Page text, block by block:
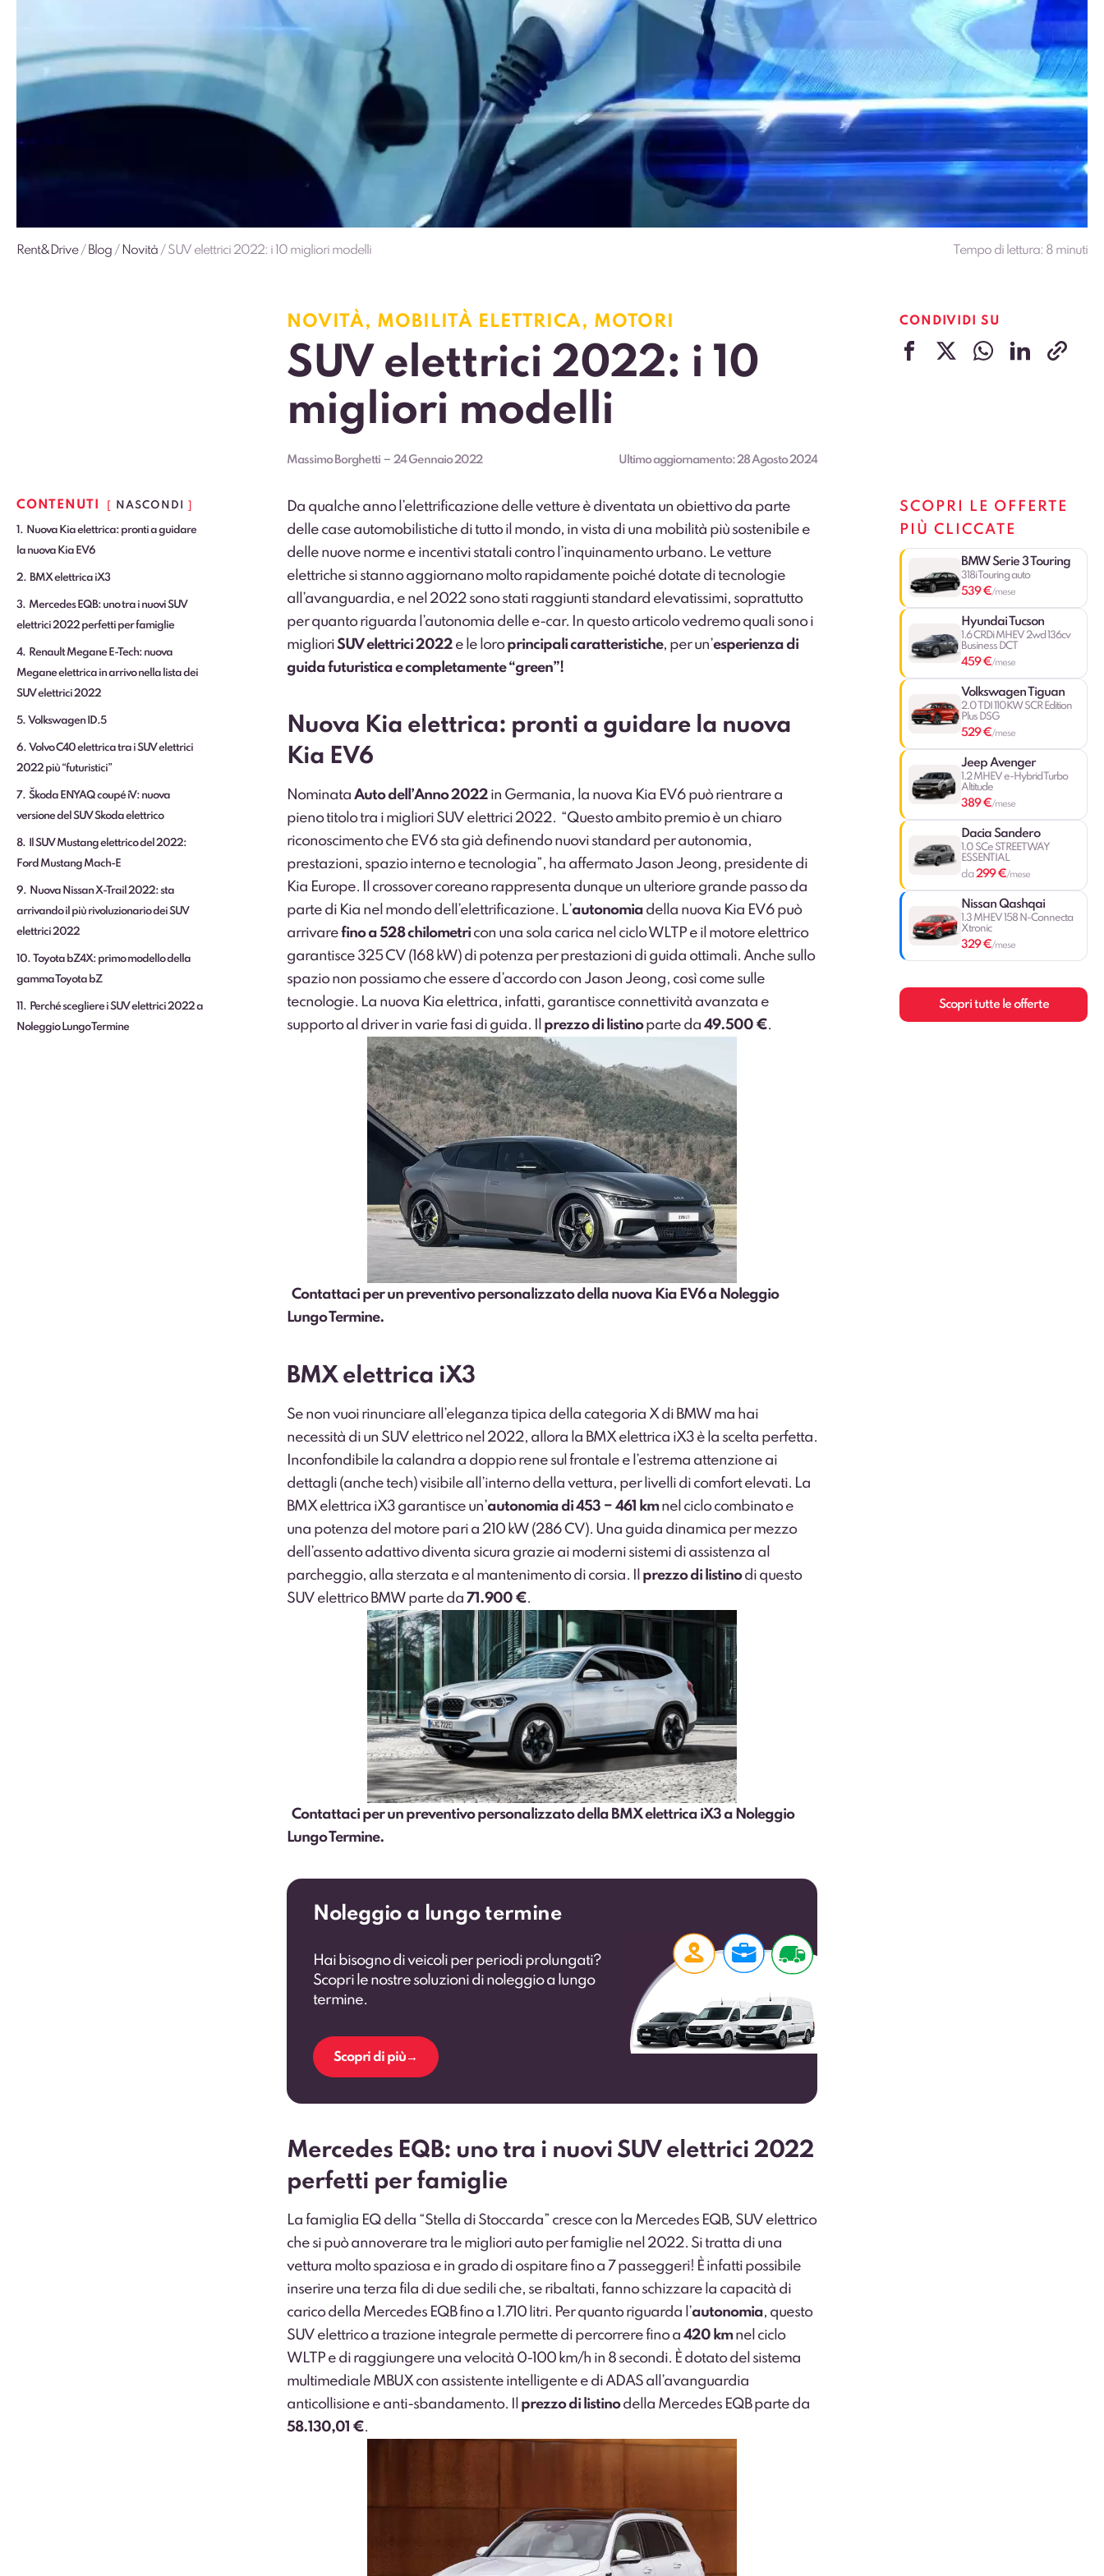
Rent&Drive/ Blog / Novità / SUV elettrici 2022: i 10 migliori modelli Tempo di lettura: 8 minuti
NOVITÀ, MOBILITÀ ELETTRICA, MOTORI
SUV elettrici 2022: i 10
migliori modelli
Massimo Borghetti– 24 Gennaio 2022 Ultimo aggiornamento:28 Agosto 2024
CONDIVIDI SU
CONTENUTI NASCONDI
1
Nuova Kia elettrica: pronti a guidare
la nuova Kia EV6
2 BMX elettrica iX3
3
Mercedes EQB: uno tra i nuovi SUV
elettrici 2022 perfetti per famiglie
4
Renault Megane E-Tech: nuova
Megane elettrica in arrivo nella lista dei
SUV elettrici 2022
5 Volkswagen ID.5
6 Volvo C40 elettrica tra i SUV elettrici
2022 più “futuristici”
7
Škoda ENYAQ coupé iV: nuova
versione del SUV Skoda elettrico
8
Il SUV Mustang elettrico del 2022:
Ford Mustang Mach-E
9
Nuova Nissan X-Trail 2022: sta
arrivando il più rivoluzionario dei SUV
elettrici 2022
10 Toyota bZ4X: primo modello della
gamma Toyota bZ
11
Perché scegliere i SUV elettrici 2022 a
Noleggio Lungo Termine
Da qualche anno l’elettrificazione delle vetture è diventata un obiettivo da parte
delle case automobilistiche di tutto il mondo, in vista di una mobilità più sostenibile e
delle nuove norme e incentivi statali contro l’inquinamento urbano. Le vetture
elettriche si stanno aggiornano molto rapidamente poiché dotate di tecnologie
all’avanguardia, e nel 2022 sono stati raggiunti standard elevatissimi, soprattutto
per quanto riguarda l’autonomia delle e-car. In questo articolo vedremo quali sono i
miglioriSUV elettrici 2022e le loroprincipali caratteristiche, per un’esperienza di
guida futuristica e completamente “green”!
Nuova Kia elettrica: pronti a guidare la nuova
Kia EV6
Nominata Auto dell’Anno 2022in Germania, la nuova Kia EV6 può rientrare a
pieno titolo tra i migliori SUV elettrici 2022. “Questo ambito premio è un chiaro
riconoscimento che EV6 sta già definendo nuovi standard per autonomia,
prestazioni, spazio interno e tecnologia”, ha affermato Jason Jeong, presidente di
Kia Europe. Il crossover coreano rappresenta dunque un ulteriore grande passo da
parte di Kia nel mondo dell’elettrificazione. L’autonomiadella nuova Kia EV6 può
arrivarefino a 528 chilometricon una sola carica nel ciclo WLTP e il motore elettrico
garantisce 325 CV (168 kW) di potenza per prestazioni di guida ottimali. Anche sullo
spazio non possiamo che essere d’accordo con Jason Jeong, così come sulle
tecnologie. La nuova Kia elettrica, infatti, garantisce connettività avanzata e
supporto al driver in varie fasi di guida. Il prezzo di listinoparte da 49.500 €.
Contattaciper un preventivo personalizzato della nuova Kia EV6 a Noleggio
Lungo Termine.
BMX elettrica iX3
Se non vuoi rinunciare all’eleganza tipica della categoria X di BMW ma hai
necessità di un SUV elettrico nel 2022, allora la BMX elettrica iX3 è la scelta perfetta.
Inconfondibile la calandra a doppio rene sul frontale e l’estrema attenzione ai
dettagli (anche tech) visibile all’interno della vettura, per livelli di comfort elevati. La
BMX elettrica iX3 garantisce un’autonomia di 453 − 461 kmnel ciclo combinato e
una potenza del motore pari a 210 kW (286 CV). Una guida dinamica per mezzo
dell’assento adattivo diventa sicura grazie ai moderni sistemi di assistenza al
parcheggio, alla sterzata e al mantenimento di corsia. Il prezzo di listinodi questo
SUV elettrico BMW parte da 71.900 €.
Contattaciper un preventivo personalizzato della BMX elettrica iX3 a Noleggio
Lungo Termine.
Noleggio a lungo termine
Hai bisogno di veicoli per periodi prolungati?
Scopri le nostre soluzioni di noleggio a lungo
termine.
Scopri di più
Mercedes EQB: uno tra i nuovi SUV elettrici 2022
perfetti per famiglie
La famiglia EQ della “Stella di Stoccarda” cresce con la Mercedes EQB, SUV elettrico
che si può annoverare tra le migliori auto per famiglie nel 2022. Si tratta di una
vettura molto spaziosa e in grado di ospitare fino a 7 passeggeri! È infatti possibile
inserire una terza fila di due sedili che, se ribaltati, fanno schizzare la capacità di
carico della Mercedes EQB fino a 1.710 litri. Per quanto riguarda l’autonomia, questo
SUV elettrico a trazione integrale permette di percorrere fino a 420 kmnel ciclo
WLTP e di raggiungere una velocità 0-100 km/h in 8 secondi. È dotato del sistema
multimediale MBUX con assistente intelligente e di ADAS all’avanguardia
anticollisione e anti-sbandamento. Il prezzo di listinodella Mercedes EQB parte da
58.130,01 €.
SCOPRI LE OFFERTE
PIÙ CLICCATE
BMW Serie 3 Touring
318i Touring auto
539 €/mese
Hyundai Tucson
1.6 CRDi MHEV 2wd 136cv
Business DCT
459 €/mese
Volkswagen Tiguan
2.0 TDI 110KW SCR Edition
Plus DSG
529 €/mese
Jeep Avenger
1.2 MHEV e-Hybrid Turbo
Altitude
389 €/mese
Dacia Sandero
1.0 SCe STREETWAY
ESSENTIAL
da299 €/mese
Nissan Qashqai
1.3 MHEV 158 N-Connecta
Xtronic
329 €/mese
Scopri tutte le offerte